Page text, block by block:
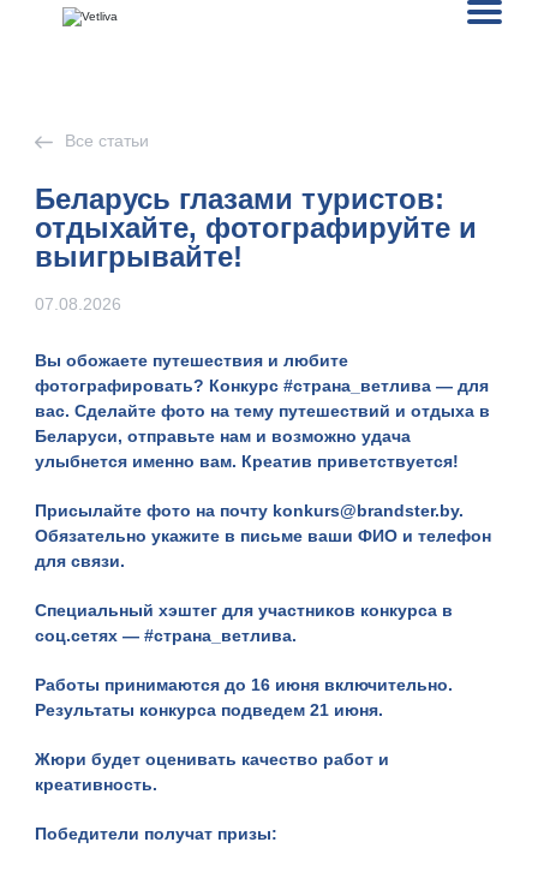
Все статьи
Беларусь глазами туристов:
отдыхайте, фотографируйте и
выигрывайте!
07.08.2026
Вы обожаете путешествия и любите
фотографировать? Конкурс #страна_ветлива — для
вас. Сделайте фото на тему путешествий и отдыха в
Беларуси, отправьте нам и возможно удача
улыбнется именно вам. Креатив приветствуется!
Присылайте фото на почту konkurs@brandster.by.
Обязательно укажите в письме ваши ФИО и телефон
для связи.
Специальный хэштег для участников конкурса в
соц.сетях — #страна_ветлива.
Работы принимаются до 16 июня включительно.
Результаты конкурса подведем 21 июня.
Жюри будет оценивать качество работ и
креативность.
Победители получат призы: